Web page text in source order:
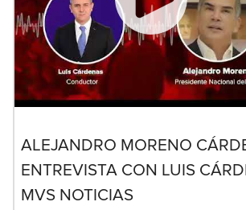
ALEJANDRO MORENO
ENTREVISTA CON LUIS
MVS NOTICIAS